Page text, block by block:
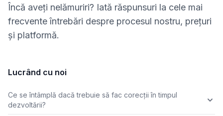
Încă aveți nelămuriri? Iată răspunsuri la cele mai
frecvente întrebări despre procesul nostru, prețuri
și platformă.
Lucrând cu noi
Ce se întâmplă dacă trebuie să fac corecții în timpul
dezvoltării?